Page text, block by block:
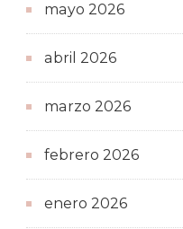
mayo 2026
abril 2026
marzo 2026
febrero 2026
enero 2026